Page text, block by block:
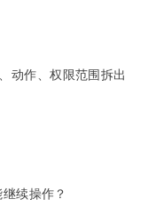
动作、权限范围拆出
续操作？